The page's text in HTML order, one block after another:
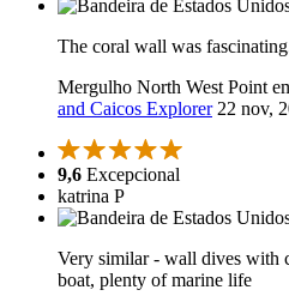
The coral wall was
Mergulho North West Point
and Caicos Explorer 22 nov,
9,6 Excepcional
katrina P
Very similar - wall dives with
boat, plenty of marine life